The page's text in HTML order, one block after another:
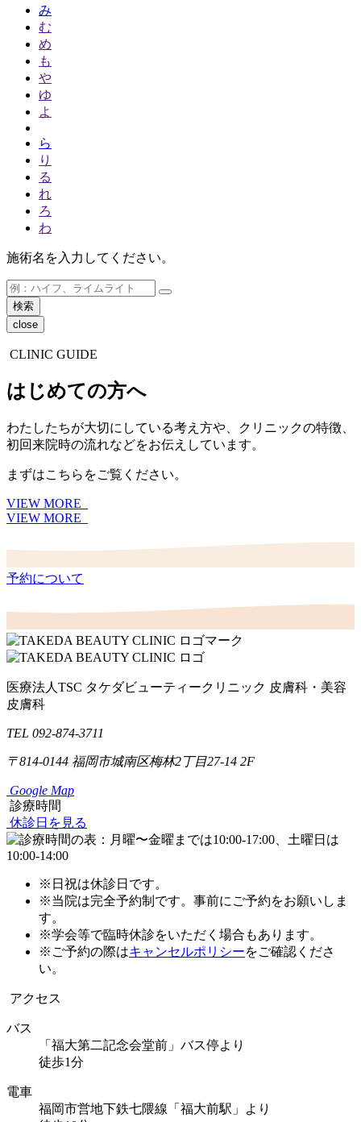
み
む
め
も
や
ゆ
よ
ら
り
る
れ
ろ
わ
施術名を入力してください。
close
CLINIC GUIDE
はじめての方へ
わたしたちが大切にしている考え方や、クリニックの特徴、
初回来院時の流れなどをお伝えしています。
まずはこちらをご覧ください。
VIEW MORE
VIEW MORE
予約について
医療法人TSC タケダビューティークリニック 皮膚科・美容
皮膚科
TEL 092-874-3711
〒814-0144 福岡市城南区梅林2丁目27-14 2F
Google Map
診療時間
休診日を見る
※日祝は休診日です。
※当院は完全予約制です。事前にご予約をお願いしま
す。
※学会等で臨時休診をいただく場合もあります。
※ご予約の際はキャンセルポリシーをご確認くださ
い。
アクセス
バス
「福大第二記念会堂前」バス停より
徒歩1分
電車
福岡市営地下鉄七隈線「福大前駅」より